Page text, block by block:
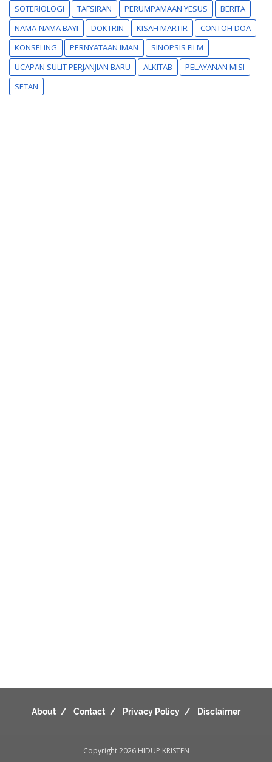
SOTERIOLOGI
TAFSIRAN PERUMPAMAAN YESUS
BERITA
NAMA-NAMA BAYI
DOKTRIN KISAH MARTIR
CONTOH DOA
KONSELING
PERNYATAAN IMAN
SINOPSIS FILM
UCAPAN SULIT PERJANJIAN BARU
ALKITAB
PELAYANAN MISI
SETAN
About Contact Privacy Policy Disclaimer
Copyright 2026 HIDUP KRISTEN